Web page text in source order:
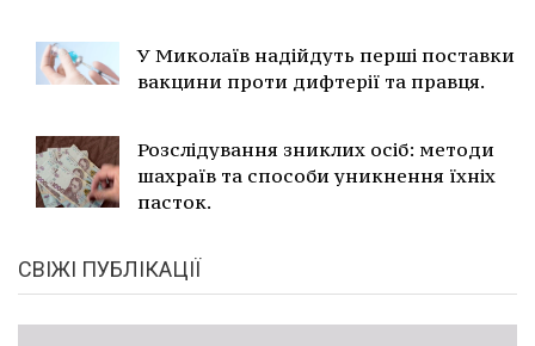
У Миколаїв надійдуть перші поставки
вакцини проти дифтерії та правця.
Розслідування зниклих осіб: методи
шахраїв та способи уникнення їхніх
пасток.
СВІЖІ ПУБЛІКАЦІЇ